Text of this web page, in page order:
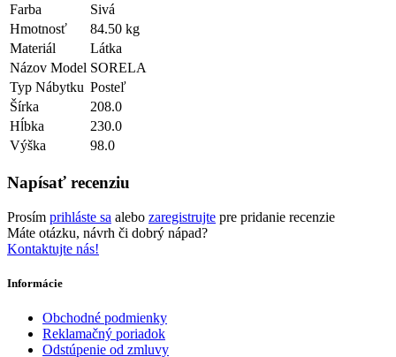
Farba
Sivá
Hmotnosť
84.50 kg
Materiál
Látka
Názov Model SORELA
Typ Nábytku Posteľ
Šírka
208.0
Hĺbka
230.0
Výška
98.0
Napísať recenziu
Prosím prihláste sa alebo zaregistrujte pre pridanie recenzie
Máte otázku, návrh či dobrý nápad?
Kontaktujte nás!
Informácie
Obchodné podmienky
Reklamačný poriadok
Odstúpenie od zmluvy